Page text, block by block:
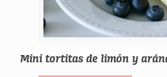
Mini tortitas de limón y